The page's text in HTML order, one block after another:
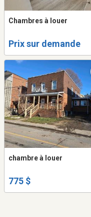
Chambres à louer
Prix sur demande
chambre à louer
775 $